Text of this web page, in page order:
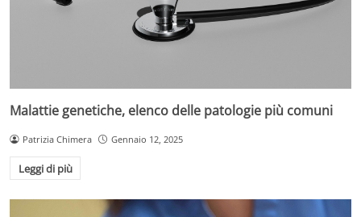
Malattie genetiche, elenco delle patologie più comuni
Patrizia Chimera Gennaio 12, 2025
Leggi di più